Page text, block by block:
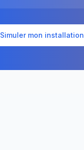
Simuler mon installation